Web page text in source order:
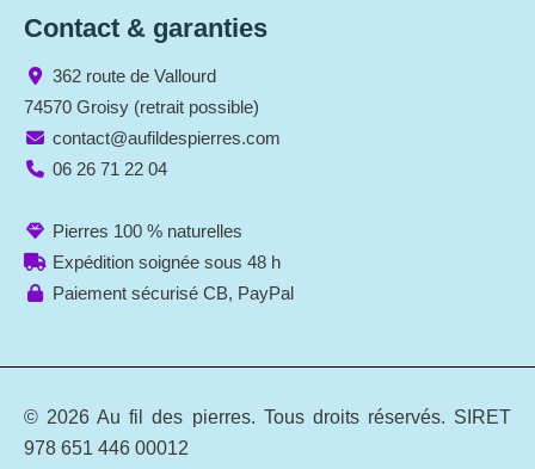
Contact & garanties
362 route de Vallourd
74570 Groisy (retrait possible)
contact@aufildespierres.com
06 26 71 22 04
Pierres 100 % naturelles
Expédition soignée sous 48 h
Paiement sécurisé CB, PayPal
© 2026 Au fil des pierres. Tous droits réservés. SIRET
978 651 446 00012